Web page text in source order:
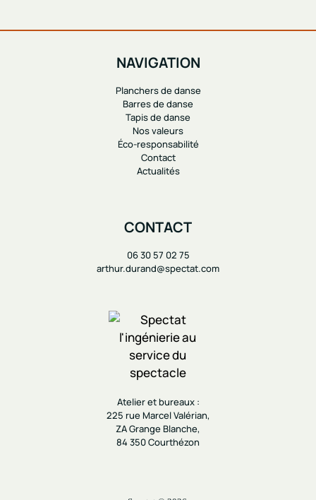
NAVIGATION
Planchers de danse
Barres de danse
Tapis de danse
Nos valeurs
Éco-responsabilité
Contact
Actualités
CONTACT
06 30 57 02 75
arthur.durand@spectat.com
Atelier et bureaux :
225 rue Marcel Valérian,
ZA Grange Blanche,
84 350 Courthézon